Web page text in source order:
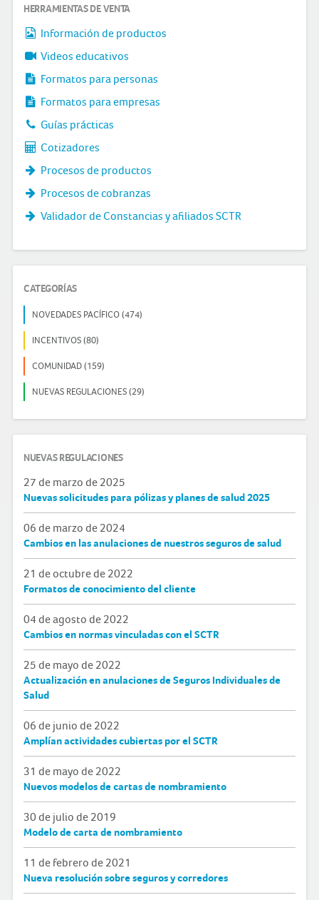
HERRAMIENTAS DE VENTA
Información de productos
Videos educativos
Formatos para personas
Formatos para empresas
Guías prácticas
Cotizadores
Procesos de productos
Procesos de cobranzas
Validador de Constancias y afiliados SCTR
CATEGORÍAS
NOVEDADES PACÍFICO (474)
INCENTIVOS (80)
COMUNIDAD (159)
NUEVAS REGULACIONES (29)
NUEVAS REGULACIONES
27 de marzo de 2025
Nuevas solicitudes para pólizas y planes de salud 2025
06 de marzo de 2024
Cambios en las anulaciones de nuestros seguros de salud
21 de octubre de 2022
Formatos de conocimiento del cliente
04 de agosto de 2022
Cambios en normas vinculadas con el SCTR
25 de mayo de 2022
Actualización en anulaciones de Seguros Individuales de
Salud
06 de junio de 2022
Amplían actividades cubiertas por el SCTR
31 de mayo de 2022
Nuevos modelos de cartas de nombramiento
30 de julio de 2019
Modelo de carta de nombramiento
11 de febrero de 2021
Nueva resolución sobre seguros y corredores